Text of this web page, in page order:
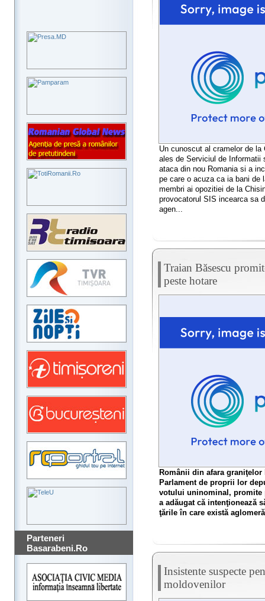
Parteneri
Basarabeni.Ro
Un cunoscut al cramelor de
ales de Serviciul de Informatii
ataca din nou Romania si a
pe care o acuza ca ia bani de
membri ai opozitiei de la
provocatorul SIS incearca sa
agen...
Traian Băsescu
peste hotare
Românii din afara
Parlament de proprii lor
votului uninominal, promite
a adăugat că intenţionează
ţările în care există
Insistente suspecte
moldovenilor